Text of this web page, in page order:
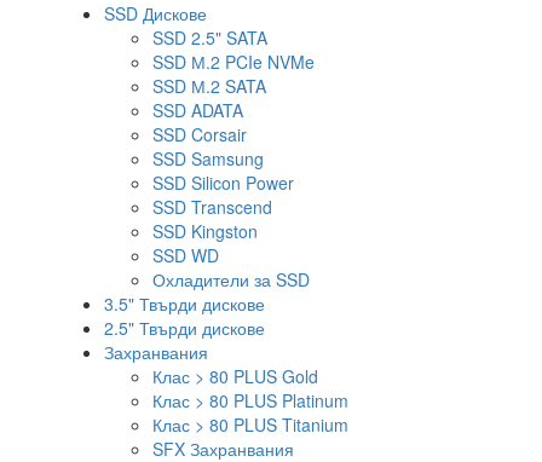
SSD Дискове
SSD 2.5" SATA
SSD М.2 PCIe NVMe
SSD М.2 SATA
SSD ADATA
SSD Corsair
SSD Samsung
SSD Silicon Power
SSD Transcend
SSD Kingston
SSD WD
Охладители за SSD
3.5" Твърди дискове
2.5" Твърди дискове
Захранвания
Клас > 80 PLUS Gold
Клас > 80 PLUS Platinum
Клас > 80 PLUS Titanium
SFX Захранвания